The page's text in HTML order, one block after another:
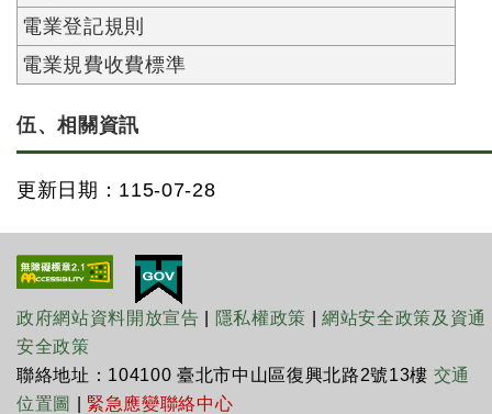
電業登記規則
電業規費收費標準
伍、相關資訊
更新日期：115-07-28
政府網站資料開放宣告 隱私權政策 |網站安全政策及資通
安全政策
聯絡地址：104100 臺北市中山區復興北路2號13樓 交通
位置圖
緊急應變聯絡中心